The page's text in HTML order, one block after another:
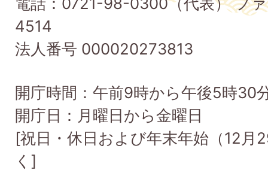
Taishi
Town
4514
法人番号 000020273813
開庁時間：午前9時から午後5時30
開庁日：月曜日から金曜日
[祝日・休日および年末年始（12月
く]